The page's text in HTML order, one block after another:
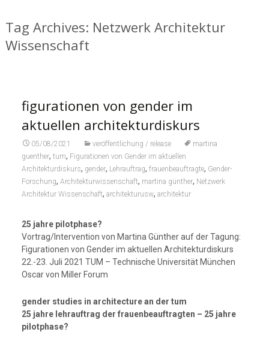
Tag Archives: Netzwerk Architektur
Wissenschaft
figurationen von gender im
aktuellen architekturdiskurs
05/08/2021 veröffentlichung / release
martina
guenther, tum, Figurationen von Gender im aktuellen
Architekturdiskurs, gender, Lehrauftrag, frauenbeauftragte, Gender-
Forschung, Architekturwissenschaft, martina günther, Netzwerk
Architektur Wissenschaft, architekturusw, architektur
25 jahre pilotphase?
Vortrag/Intervention von Martina Günther auf der Tagung:
Figurationen von Gender im aktuellen Architekturdiskurs
22.-23. Juli 2021 TUM – Technische Universität München
Oscar von Miller Forum
gender studies in architecture an der tum
25 jahre lehrauftrag der frauenbeauftragten – 25 jahre
pilotphase?